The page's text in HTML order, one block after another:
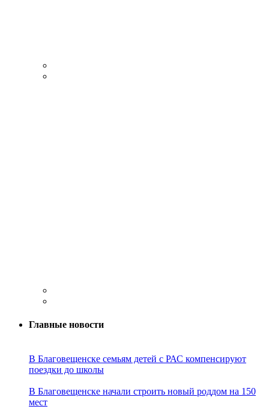
Главные новости
В Благовещенске семьям детей с РАС компенсируют
поездки до школы
В Благовещенске начали строить новый роддом на 150
мест